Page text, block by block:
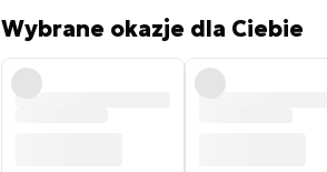
Wybrane okazje dla Ciebie